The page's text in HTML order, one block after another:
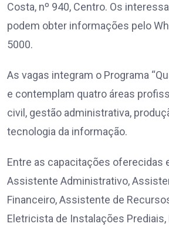
Costa, nº 940, Centro. Os
podem obter informações pelo
5000.
As vagas integram o Programa
e contemplam quatro áreas
civil, gestão administrativa,
tecnologia da informação.
Entre as capacitações oferecidas
Assistente Administrativo,
Financeiro, Assistente de
Eletricista de Instalações Prediais,